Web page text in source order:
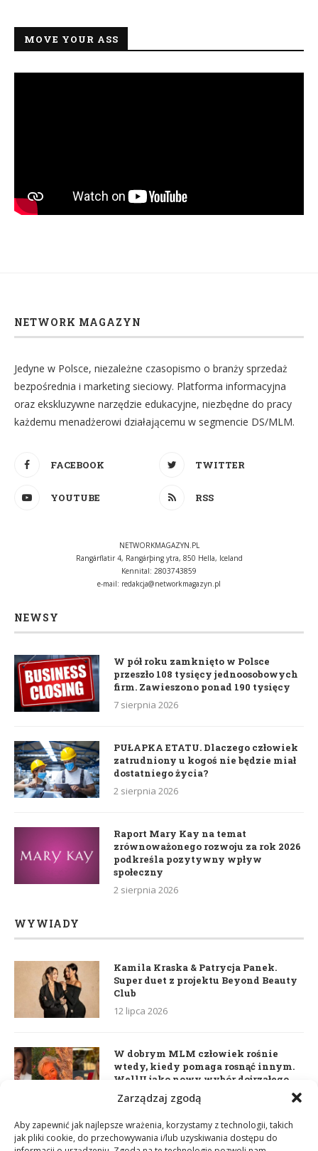
Zarządzaj zgodą
Aby zapewnić jak najlepsze wrażenia, korzystamy z technologii, takich
jak pliki cookie, do przechowywania i/lub uzyskiwania dostępu do
MOVE YOUR ASS
NETWORK MAGAZYN
Jedyne w Polsce, niezależne czasopismo o branży sprzedaż
bezpośrednia i marketing sieciowy. Platforma informacyjna
oraz ekskluzywne narzędzie edukacyjne, niezbędne do pracy
każdemu menadżerowi działającemu w segmencie DS/MLM.
FACEBOOK TWITTER
YOUTUBE RSS
NETWORKMAGAZYN.PL
Rangárflatir 4, Rangárþing ytra, 850 Hella, Iceland
Kennital: 2803743859
e-mail: redakcja@networkmagazyn.pl
NEWSY
W pół roku zamknięto w Polsce
przeszło 108 tysięcy jednoosobowych
firm. Zawieszono ponad 190 tysięcy
7 sierpnia 2026
PUŁAPKA ETATU. Dlaczego człowiek
zatrudniony u kogoś nie będzie miał
dostatniego życia?
2 sierpnia 2026
Raport Mary Kay na temat
zrównoważonego rozwoju za rok 2026
podkreśla pozytywny wpływ
społeczny
2 sierpnia 2026
WYWIADY
Kamila Kraska & Patrycja Panek.
Super duet z projektu Beyond Beauty
Club
12 lipca 2026
W dobrym MLM człowiek rośnie
wtedy, kiedy pomaga rosnąć innym.
WellU jako nowy wybór dojrzałego
lidera